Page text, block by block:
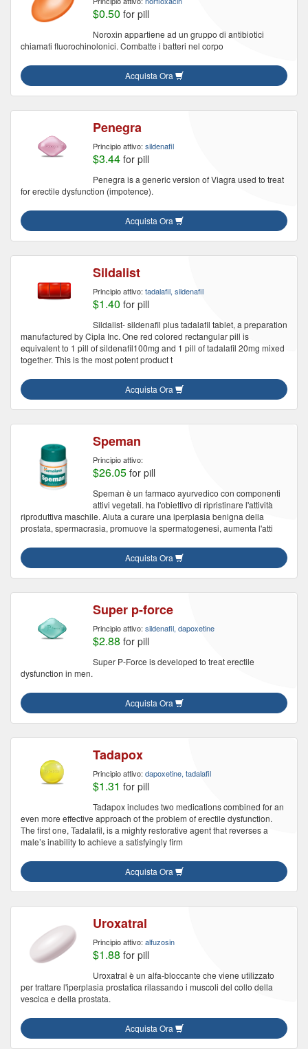
$0.50 for pill
Noroxin appartiene ad un gruppo di antibiotici
chiamati fluorochinolonici. Combatte i batteri nel corpo
Acquista Ora
Penegra
Principio attivo: sildenafil
$3.44 for pill
Penegra is a generic version of Viagra used to treat
for erectile dysfunction (impotence).
Acquista Ora
Sildalist
Principio attivo: tadalafil, sildenafil
$1.40 for pill
Sildalist- sildenafil plus tadalafil tablet, a preparation
manufactured by Cipla Inc. One red colored rectangular pill is
equivalent to 1 pill of sildenafil100mg and 1 pill of tadalafil 20mg mixed
together. This is the most potent product t
Acquista Ora
Speman
Principio attivo:
$26.05 for pill
Speman è un farmaco ayurvedico con componenti
attivi vegetali. ha l'obiettivo di ripristinare l'attività
riproduttiva maschile. Aiuta a curare una iperplasia benigna della
prostata, spermacrasia, promuove la spermatogenesi, aumenta l'atti
Acquista Ora
Super p-force
Principio attivo: sildenafil, dapoxetine
$2.88 for pill
Super P-Force is developed to treat erectile
dysfunction in men.
Acquista Ora
Tadapox
Principio attivo: dapoxetine, tadalafil
$1.31 for pill
Tadapox includes two medications combined for an
even more effective approach of the problem of erectile dysfunction.
The first one, Tadalafil, is a mighty restorative agent that reverses a
male’s inability to achieve a satisfyingly firm
Acquista Ora
Uroxatral
Principio attivo: alfuzosin
$1.88 for pill
Uroxatral è un alfa-bloccante che viene utilizzato
per trattare l'iperplasia prostatica rilassando i muscoli del collo della
vescica e della prostata.
Acquista Ora